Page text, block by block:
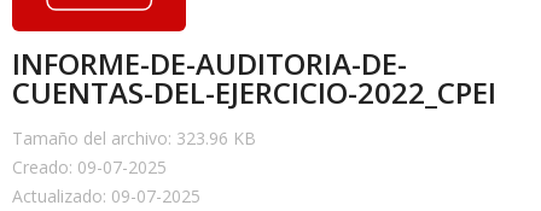
INFORME-DE-AUDITORIA-DE-
CUENTAS-DEL-EJERCICIO-2022_CPEI
Tamaño del archivo: 323.96 KB
Creado: 09-07-2025
Actualizado: 09-07-2025